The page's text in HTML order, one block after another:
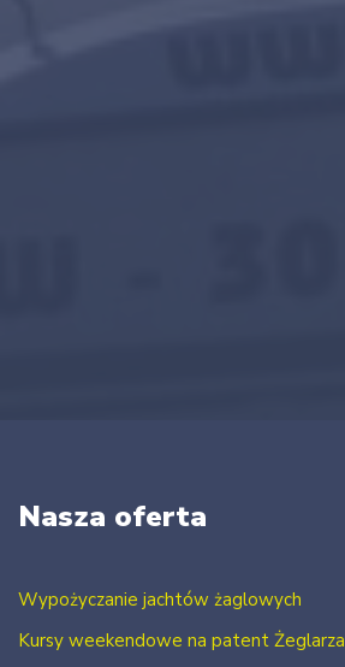
Nasza oferta
Wypożyczanie jachtów żaglowych
Kursy weekendowe na patent Żeglarza